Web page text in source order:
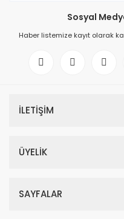
Sosyal
Haber listemize kayıt olarak
İLETİŞİM
ÜYELİK
SAYFALAR